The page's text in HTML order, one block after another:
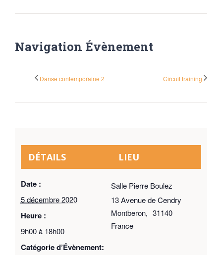
Navigation Évènement
Danse contemporaine 2 Circuit training
DÉTAILS
Date :
5 décembre 2020
Heure :
9h00 à 18h00
Catégorie d’Évènement:
LIEU
Salle Pierre Boulez
13 Avenue de Cendry
Montberon, 31140
France